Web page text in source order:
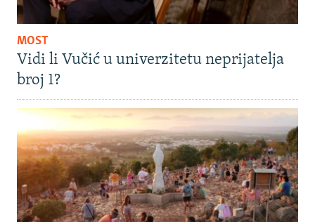
MOST
Vidi li Vučić u univerzitetu neprijatelja
broj 1?